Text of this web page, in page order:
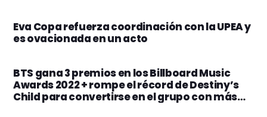
Eva Copa refuerza coordinación con la UPEA y
es ovacionada en un acto
BTS gana 3 premios en los Billboard Music
Awards 2022 + rompe el récord de Destiny’s
Child para convertirse en el grupo con más